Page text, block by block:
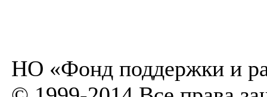
НО «Фонд поддержки и